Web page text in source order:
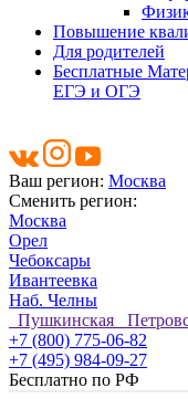
Повышение
Для родителей
Бесплатные
ЕГЭ и ОГЭ
Ваш регион: Москва
Сменить регион:
Москва
Орел
Чебоксары
Ивантеевка
Наб. Челны
Пушкинская
+7 (800) 775-06-82
+7 (495) 984-09-27
Бесплатно по РФ